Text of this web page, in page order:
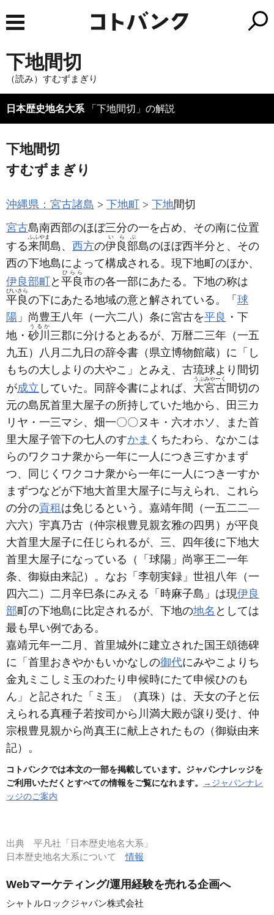
下地間切
（読み）すむずまぎり
日本歴史地名大系 「下地間切」の解説
下地間切
すむずまぎり
沖縄県：宮古諸島 下地町 下地間切
宮古島南西部のほぼ三分の一を占め、その南に位置
する来間
ふふやま
島、 西方の伊良部
いらぶ
島のほぼ西半分と、その
西の下地島によって構成される。現下地町のほか、
伊良部町 と 平良
ひらら
市の各一部にあたる。下地の称は
平良
ぴいさら
の下にあたる地域の意と解されている。「 球
陽 」尚豊王八年 （一六二八） 条に宮古を平良 ・下
地・ 砂川
うるか
三郡に分けるとあるが、万暦二三年 （一五
九五） 八月二九日の辞令書 （県立博物館蔵） に「し
もちの大しよりの大やこ」とみえ、古琉球より間切
が成立 していた。同辞令書によれば、 大宮古
うぷみやーく
間切の
元の島尻首里大屋子の所持していた地から、田三カ
リヤ・一三マシ、畑一〇〇ヌキ・六オホソ、また首
里大屋子管下の七人のすかま くちたわら、なかこは
らのワクコナ衆から一年に一人につき三すかまず
つ、同じくワクコナ衆から一年に一人につき一すか
まずつなどが下地大首里大屋子に与えられ、これら
の分の貢租 は免じるという。嘉靖年間 （一五二二―
六六） 宇真乃古 （仲宗根豊見親玄雅の四男） が平良
大首里大屋子に任じられるが、三、四年後に下地大
首里大屋子になっている （「球陽」尚寧王二一年
条、御嶽由来記） 。なお「李朝実録」世祖八年 （一
四六二） 二月辛巳条にみえる「時麻子島」は現伊良
部町の下地島に比定されるが、下地の地名 としては
最も早い例である。
嘉靖元年一二月、首里城外に建立された国王頌徳碑
に「首里おきやかもいかなしの御代にみやこよりち
金丸ミこしミ玉のわたり申候時にたて申候ひのも
ん」と記された「ミ玉」
（真珠） は、天女の子と伝
えられる真種子若按司から川満大殿が譲り受け、仲
宗根豊見親から尚真王に献上されたもの （御嶽由来
記） 。
コトバンクでは本文の一部を掲載しています。ジャパンナレッジを
ご利用いただくとすべての情報をご覧になれます。
→ジャパンナレ
ッジのご案内
出典 平凡社「日本歴史地名大系」
日本歴史地名大系について情報
Webマーケティング/運用経験を売れる企画へ
シャトルロックジャパン株式会社